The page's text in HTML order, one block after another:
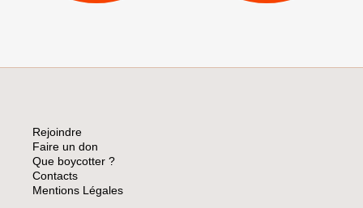
Rejoindre
Faire un don
Que boycotter ?
Contacts
Mentions Légales